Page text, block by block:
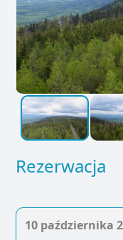
Rezerwacja
10 października